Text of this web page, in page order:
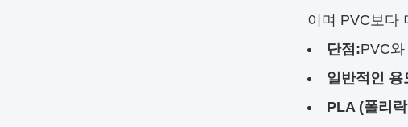
이며 PVC보다
단점:PVC
일반적인 용
PLA (폴리